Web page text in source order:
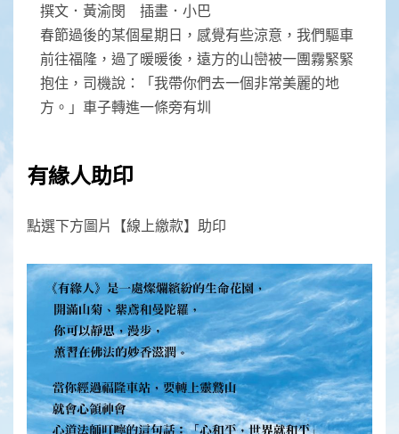
撰文．黃渝閔 插畫．小巴
春節過後的某個星期日，感覺有些涼意，我們驅車
前往福隆，過了暖暖後，遠方的山巒被一團霧緊緊
抱住，司機說：「我帶你們去一個非常美麗的地
方。」車子轉進一條旁有圳
有緣人助印
點選下方圖片【線上繳款】助印